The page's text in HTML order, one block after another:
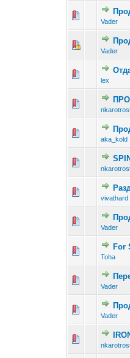
Vader
Vader
lex
aka_kold
vivathard
Vader
For
Toha
Vader
Vader